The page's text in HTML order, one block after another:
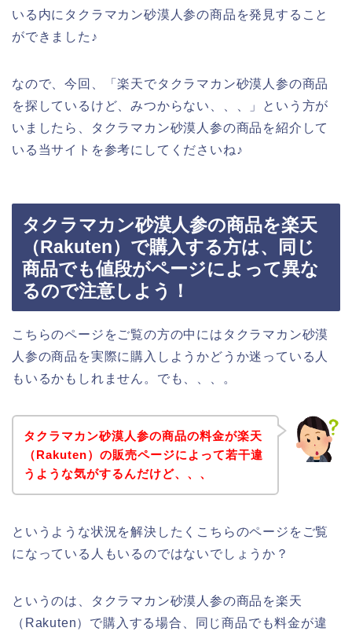
いる内にタクラマカン砂漠人参の商品を発見すること
ができました♪
なので、今回、「楽天でタクラマカン砂漠人参の商品
を探しているけど、みつからない、、、」という方が
いましたら、タクラマカン砂漠人参の商品を紹介して
いる当サイトを参考にしてくださいね♪
タクラマカン砂漠人参の商品を楽天
（Rakuten）で購入する方は、同じ
商品でも値段がページによって異な
るので注意しよう！
こちらのページをご覧の方の中にはタクラマカン砂漠
人参の商品を実際に購入しようかどうか迷っている人
もいるかもしれません。でも、、、。
タクラマカン砂漠人参の商品の料金が楽天
（Rakuten）の販売ページによって若干違
うような気がするんだけど、、、
というような状況を解決したくこちらのページをご覧
になっている人もいるのではないでしょうか？
というのは、タクラマカン砂漠人参の商品を楽天
（Rakuten）で購入する場合、同じ商品でも料金が違